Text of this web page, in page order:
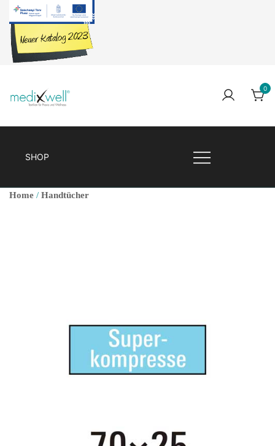
Skip
content
0
SHOP
Home /Handtücher